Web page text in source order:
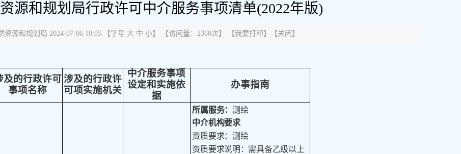
源和规划局行政许可中介服务事项清单(2022年版)
资源和规划局 2024-07-06 10:05 【字号 大 中 小】 【访问量： 2360次】 【我要打印】【关闭 】
及的行政许可
事项名称
涉及的行政许
可项实施机关
中介服务事项
设定和实施依
据
办事指南
所属服务：测绘
中介机构要求
资质要求：测绘
资质要求说明：需具备乙级以上